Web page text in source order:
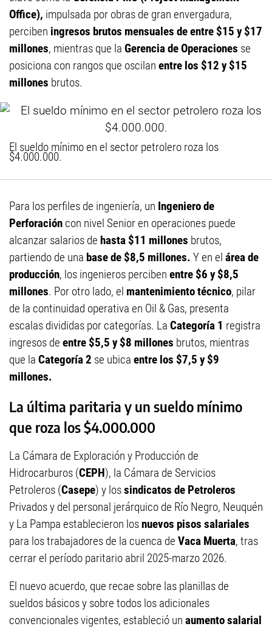
Office), impulsada por obras de gran envergadura,
perciben ingresos brutos mensuales de entre $15 y $17
millones, mientras que la Gerencia de Operaciones se
posiciona con rangos que oscilan entre los $12 y $15
millones brutos.
El sueldo mínimo en el sector petrolero roza los
$4.000.000.
Para los perfiles de ingeniería, un Ingeniero de
Perforación con nivel Senior en operaciones puede
alcanzar salarios de hasta $11 millones brutos,
partiendo de una base de $8,5 millones. Y en el área de
producción, los ingenieros perciben entre $6 y $8,5
millones. Por otro lado, el mantenimiento técnico, pilar
de la continuidad operativa en Oil & Gas, presenta
escalas divididas por categorías. La Categoría 1 registra
ingresos de entre $5,5 y $8 millones brutos, mientras
que la Categoría 2 se ubica entre los $7,5 y $9
millones.
La última paritaria y un sueldo mínimo
que roza los $4.000.000
La Cámara de Exploración y Producción de
Hidrocarburos (CEPH), la Cámara de Servicios
Petroleros (Casepe) y lossindicatos de Petroleros
Privados y del personal jerárquico de Río Negro, Neuquén
y La Pampa establecieron losnuevos pisos salariales
para los trabajadores de la cuenca de Vaca Muerta, tras
cerrar el período paritario abril 2025-marzo 2026.
El nuevo acuerdo, que recae sobre las planillas de
sueldos básicos y sobre todos los adicionales
convencionales vigentes, estableció un aumento salarial